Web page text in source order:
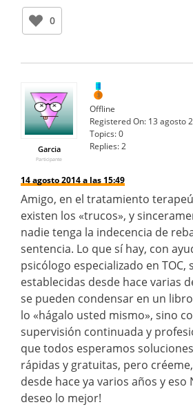
0
Garcia
Participante
Offline
Registered On: 13 agosto
Topics:0
Replies:2
14 agosto 2014 a las 15:49
Amigo, en el tratamiento
existen los «trucos», y
nadie tenga la indecencia de
sentencia. Lo que sí hay, con
psicólogo especializado en TOC,
establecidas desde hace varias
se pueden condensar en un
lo «hágalo usted mismo», sino
supervisión continuada y
que todos esperamos
rápidas y gratuitas, pero
desde hace ya varios años y eso
deseo lo mejor!